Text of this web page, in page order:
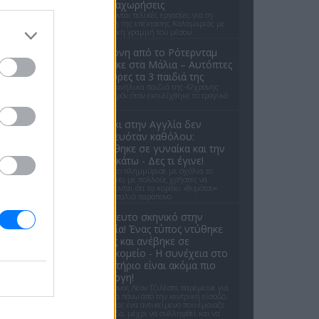
τις αναχωρήσεις
Εκτελούνται τελικές εργασίες για τη
σύνδεση της επέκτασης Καλαμαριάς με
τη βασική γραμμή του μέσου.
42χρονη από το Ρότερνταμ
πνίγηκε στα Μάλια – Αυτόπτες
μάρτυρες τα 3 παιδιά της
Τα τρία ανήλικα παιδιά της 42χρονης
ήταν παρόν όταν εκτυλίχθηκε το τραγικό
Kοράκι στην Αγγλία δεν
αστειευόταν καθόλου:
Επιτέθηκε σε γυναίκα και την
έριξε κάτω - Δες τι έγινε!
Το βίντεο πλημμύρισε με σχόλια το
διαδίκτυο, με πολλούς χρήστες να
αστειεύονται ότι το κοράκι «θυμόταν»
κάποιο παλιό παράπονο
Απίστευτο σκηνικό στην
Ουαλία! Ένας τύπος ντύθηκε
Χάρος και ανέβηκε σε
νοσοκομείο - H συνέχεια στο
δικαστήριο είναι ακόμα πιο
περίεργη!
Ο 26χρονος Λέον Τζιλέσπι παρέμεινε για
50 λεπτά πάνω από την κεντρική είσοδο,
κρατώντας ένα αντικείμενο που έμοιαζε
με λεπίδα, μέχρι να συλληφθεί και να